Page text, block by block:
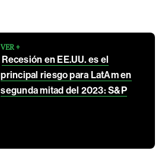
VER +
Recesión en EE.UU. es el
principal riesgo para LatAm en
segunda mitad del 2023: S&P